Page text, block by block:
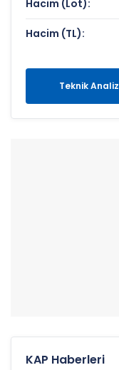
Hacim (Lot):
Hacim (TL):
Teknik Analiz
KAP Haberleri